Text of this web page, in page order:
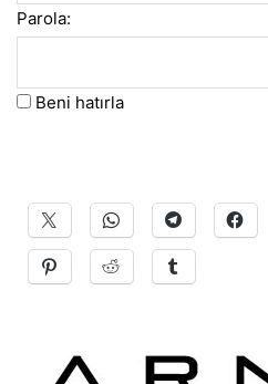
Parola:
Beni hatırla